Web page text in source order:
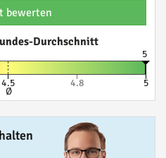
bewerten
Durchschnitt
5
4.5
Ø
4.8 5